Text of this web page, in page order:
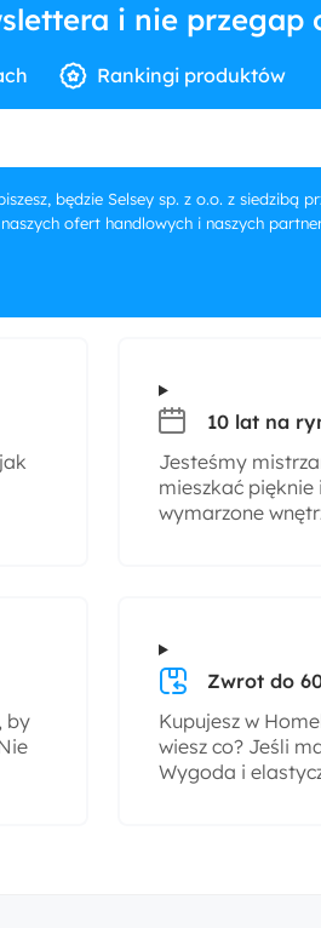
i nie przegap
Rankingi produktów
będzie Selsey sp. z o.o. z siedzibą
ofert handlowych i naszych
10 lat na
Jesteśmy
mieszkać
wymarzone
by
Zwrot do
Kupujesz w
wiesz co? Jeśli
Wygoda i